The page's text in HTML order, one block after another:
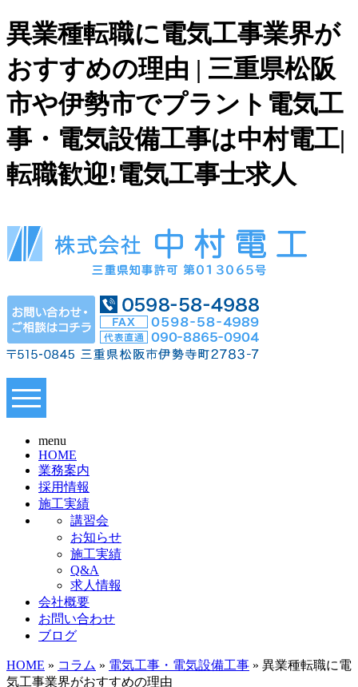
異業種転職に電気工事業界が
おすすめの理由 | 三重県松阪
市や伊勢市でプラント電気工
事・電気設備工事は中村電工|
転職歓迎!電気工事士求人
menu
HOME
業務案内
採用情報
施工実績
講習会
お知らせ
施工実績
Q&A
求人情報
会社概要
お問い合わせ
ブログ
HOME » コラム » 電気工事・電気設備工事 » 異業種転職に電
気工事業界がおすすめの理由